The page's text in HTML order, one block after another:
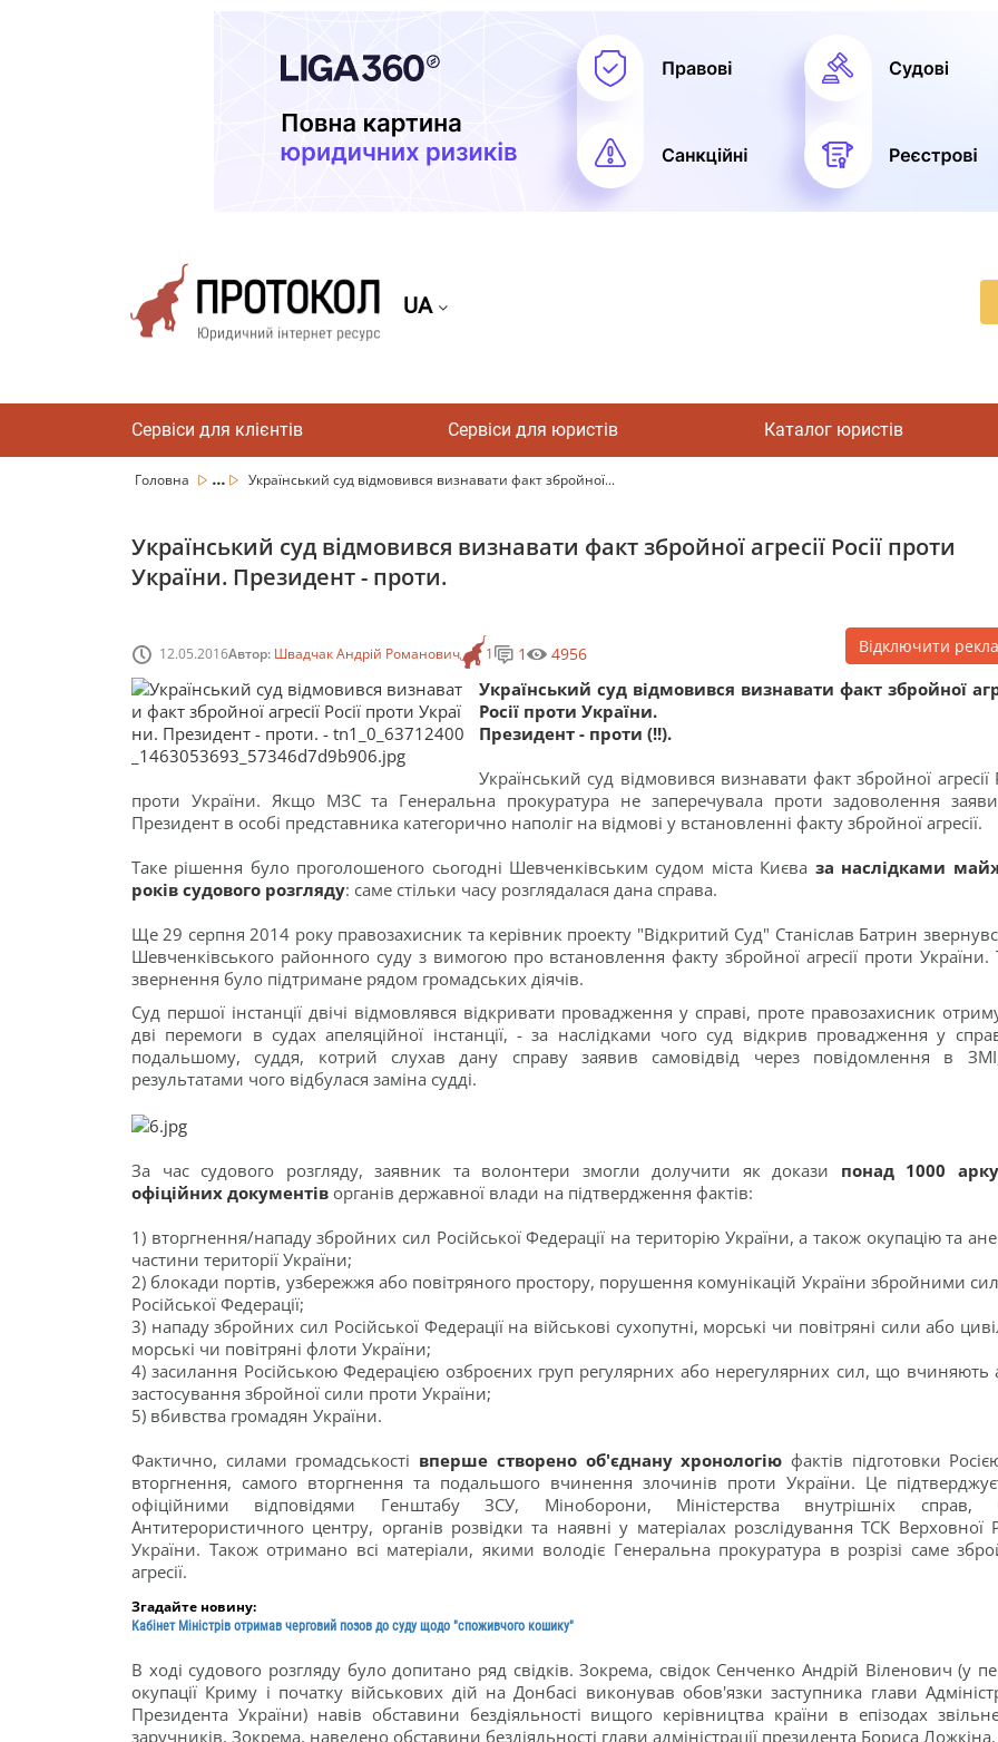
UA
Сервіси для клієнтів Сервіси для юристів Каталог юристів
Головна ... Український суд відмовився визнавати факт збройної...
Український суд відмовився визнавати факт збройної агресії Росії проти
України. Президент - проти.
12.05.2016Автор: Швадчак Андрій Романович 1 1 4956 Відключити
Український суд відмовився визнавати факт збройної
Росії проти України.
Президент - проти (!!).
Український суд відмовився визнавати факт збройної агресії
проти України. Якщо МЗС та Генеральна прокуратура не заперечувала проти задоволення
Президент в особі представника категорично наполіг на відмові у встановленні факту збройної агресії.
Таке рішення було проголошеного сьогодні Шевченківським судом міста Києва за наслідками
років судового розгляду: саме стільки часу розглядалася дана справа.
Ще 29 серпня 2014 року правозахисник та керівник проекту "Відкритий Суд" Станіслав Батрин
Шевченківського районного суду з вимогою про встановлення факту збройної агресії проти України.
звернення було підтримане рядом громадських діячів.
Суд першої інстанції двічі відмовлявся відкривати провадження у справі, проте правозахисник
дві перемоги в судах апеляційної інстанції, - за наслідками чого суд відкрив провадження у
подальшому, суддя, котрий слухав дану справу заявив самовідвід через повідомлення в
результатами чого відбулася заміна судді.
За час судового розгляду, заявник та волонтери змогли долучити як докази понад 1000
офіційних документів органів державної влади на підтвердження фактів:
1) вторгнення/нападу збройних сил Російської Федерації на територію України, а також окупацію та
частини території України;
2) блокади портів, узбережжя або повітряного простору, порушення комунікацій України збройними
Російської Федерації;
3) нападу збройних сил Російської Федерації на військові сухопутні, морські чи повітряні сили або
морські чи повітряні флоти України;
4) засилання Російською Федерацією озброєних груп регулярних або нерегулярних сил, що вчиняють
застосування збройної сили проти України;
5) вбивства громадян України.
Фактично, силами громадськості вперше створено об'єднану хронологію фактів підготовки
вторгнення, самого вторгнення та подальшого вчинення злочинів проти України. Це
офіційними відповідями Генштабу ЗСУ, Міноборони, Міністерства внутрішніх справ,
Антитерористичного центру, органів розвідки та наявні у матеріалах розслідування ТСК Верховної
України. Також отримано всі матеріали, якими володіє Генеральна прокуратура в розрізі саме
агресії.
Згадайте новину:
Кабінет Міністрів отримав черговий позов до суду щодо "споживчого кошику"
В ході судового розгляду було допитано ряд свідків. Зокрема, свідок Сенченко Андрій Віленович (у
окупації Криму і початку військових дій на Донбасі виконував обов'язки заступника глави
Президента України) навів обставини бездіяльності вищого керівництва країни в епізодах
заручників. Зокрема, наведено обставини бездіяльності глави адміністрації президента Бориса Ложкіна.